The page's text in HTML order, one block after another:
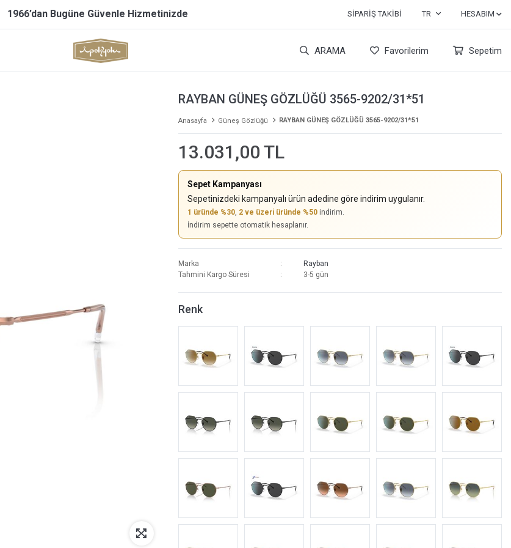
1966’dan Bugüne Güvenle Hizmetinizde SIPARIŞ TAKIBI TR HESABIM
ARAMA Favorilerim Sepetim
RAYBAN GÜNEŞ GÖZLÜĞÜ 3565-9202/31*51
Anasayfa Güneş Gözlüğü RAYBAN GÜNEŞ GÖZLÜĞÜ 3565-9202/31*51
13.031,00 TL
Sepet Kampanyası
Sepetinizdeki kampanyalı ürün adedine göre indirim uygulanır.
1 üründe %30, 2 ve üzeri üründe %50indirim.
İndirim sepette otomatik hesaplanır.
Marka
Rayban
Tahmini Kargo Süresi
3-5 gün
Renk